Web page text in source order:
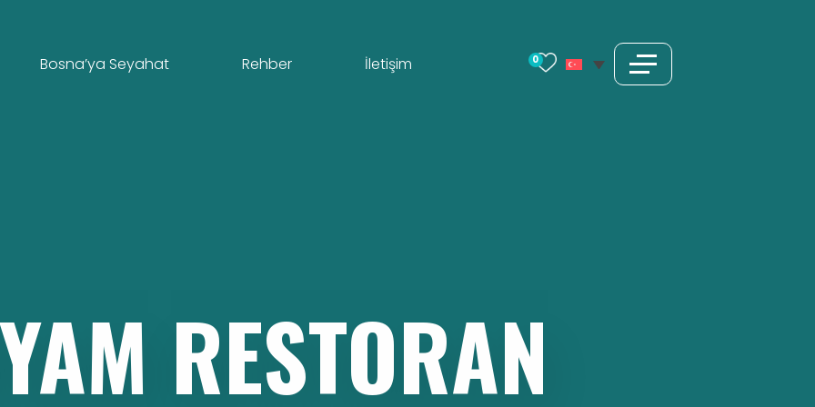
Bosna’ya Seyahat Rehber İletişim 0
RESTORAN